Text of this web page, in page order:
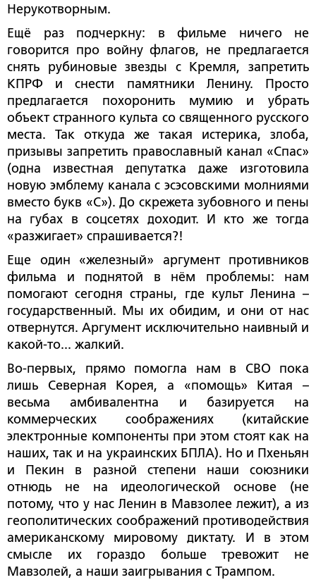
Нерукотворным.
Ещё раз подчеркну: в фильме ничего не
говорится про войну флагов, не предлагается
снять рубиновые звезды с Кремля, запретить
КПРФ и снести памятники Ленину. Просто
предлагается похоронить мумию и убрать
объект странного культа со священного русского
места. Так откуда же такая истерика, злоба,
призывы запретить православный канал «Спас»
(одна известная депутатка даже изготовила
новую эмблему канала с эсэсовскими молниями
вместо букв «С»). До скрежета зубовного и пены
на губах в соцсетях доходит. И кто же тогда
«разжигает» спрашивается?!
Еще один «железный» аргумент противников
фильма и поднятой в нём проблемы: нам
помогают сегодня страны, где культ Ленина –
государственный. Мы их обидим, и они от нас
отвернутся. Аргумент исключительно наивный и
какой-то... жалкий.
Во-первых, прямо помогла нам в СВО пока
лишь Северная Корея, а «помощь» Китая –
весьма амбивалентна и базируется на
коммерческих соображениях (китайские
электронные компоненты при этом стоят как на
наших, так и на украинских БПЛА). Но и Пхеньян
и Пекин в разной степени наши союзники
отнюдь не на идеологической основе (не
потому, что у нас Ленин в Мавзолее лежит), а из
геополитических соображений противодействия
американскому мировому диктату. И в этом
смысле их гораздо больше тревожит не
Мавзолей, а наши заигрывания с Трампом.